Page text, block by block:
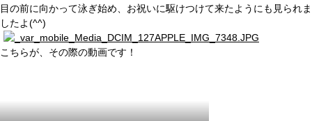
目の前に向かって泳ぎ始め、お祝いに駆けつけて来たようにも見られま
したよ(^^)
こちらが、その際の動画です！